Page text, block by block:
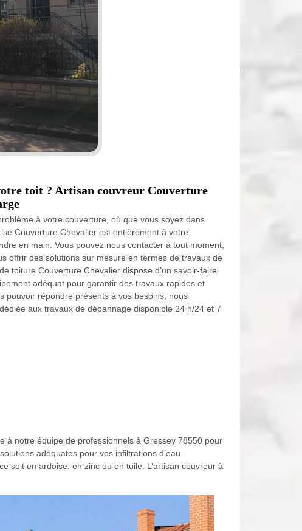
toit ? Artisan couvreur Couverture
à votre couverture, où que vous soyez dans
Couverture Chevalier est entièrement à votre
en main. Vous pouvez nous contacter à tout moment,
offrir des solutions sur mesure en termes de travaux de
toiture Couverture Chevalier dispose d’un savoir-faire
adéquat pour garantir des travaux rapides et
pouvoir répondre présents à vos besoins, nous
aux travaux de dépannage disponible 24 h/24 et 7
à notre équipe de professionnels à Gressey 78550 pour
adéquates pour vos infiltrations d’eau.
soit en ardoise, en zinc ou en tuile. L’artisan couvreur à